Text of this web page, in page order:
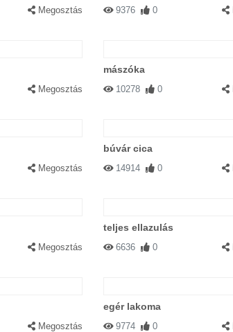
Megosztás 9376 0
Megosztás
mászóka
10278 0
Megosztás
búvár cica
14914 0
Megosztás
teljes ellazulás
6636 0
Megosztás
egér lakoma
9774 0